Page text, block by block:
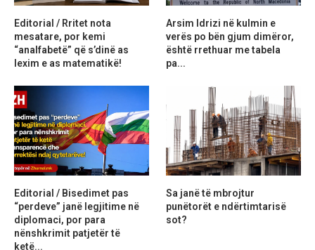
Editorial / Rritet nota
mesatare, por kemi
“analfabetë” që s’dinë as
lexim e as matematikë!
Arsim Idrizi në kulmin e
verës po bën gjum dimëror,
është rrethuar me tabela
pa...
Editorial / Bisedimet pas
“perdeve” janë legjitime në
diplomaci, por para
nënshkrimit patjetër të
ketë...
Sa janë të mbrojtur
punëtorët e ndërtimtarisë
sot?